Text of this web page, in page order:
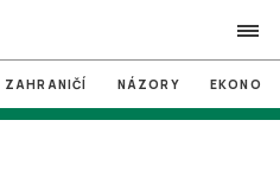
search
ZAHRANIČÍ NÁZORY